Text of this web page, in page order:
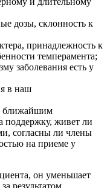
дозы, склонность к
принадлежность к
темперамента;
заболевания есть у
в наш
ближайшим
поддержку, живет ли
согласны ли члены
на приеме у
он уменьшает
результатом.